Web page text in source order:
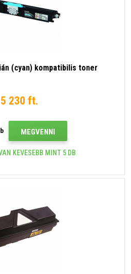
(cyan) kompatibilis toner
5 230 ft.
MEGVENNI
KEVESEBB MINT 5 DB